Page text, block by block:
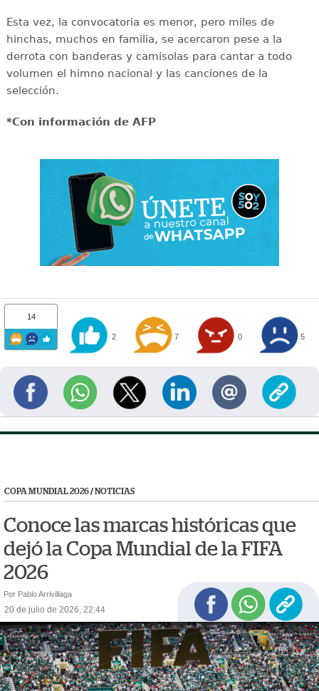
Esta vez, la convocatoria es menor, pero miles de
hinchas, muchos en familia, se acercaron pese a la
derrota con banderas y camisolas para cantar a todo
volumen el himno nacional y las canciones de la
selección.
*Con información de AFP
14
2 7 0 5
COPA MUNDIAL 2026/NOTICIAS
Conoce las marcas históricas que
dejó la Copa Mundial de la FIFA
2026
Por Pablo Arrivillaga
20 de julio de 2026, 22:44